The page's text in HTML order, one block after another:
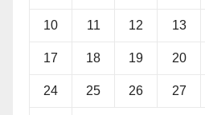
10 11 12 13
17 18 19 20
24 25 26 27